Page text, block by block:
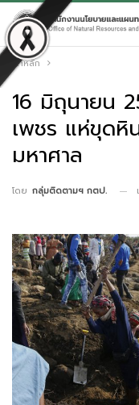
หน้าหลัก
16 มิถุนายน
เพชร แห่ขุดหิ
มหาศาล
โดย กลุ่มติดตามฯ กตป.